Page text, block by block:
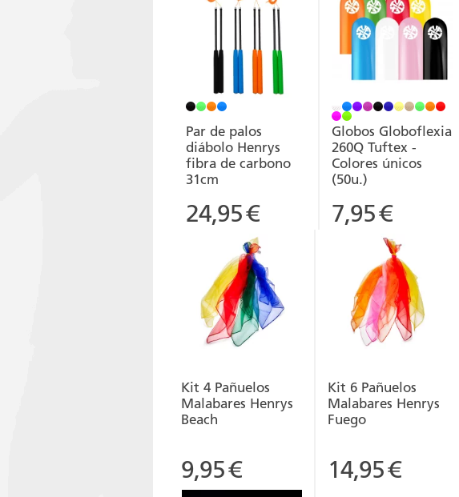
Par de palos
diábolo Henrys
fibra de carbono
31cm
24,95€
Globos Globoflexia
260Q Tuftex -
Colores únicos
(50u.)
7,95€
Kit 4 Pañuelos
Malabares Henrys
Beach
9,95€
Kit 6 Pañuelos
Malabares Henrys
Fuego
14,95€